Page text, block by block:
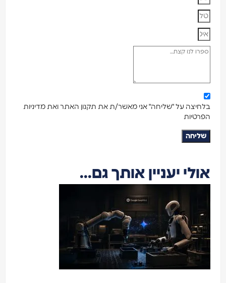
בלחיצה על "שליחה" אני מאשר/ת את תקנון האתר ואת מדיניות
הפרטיות
שליחה
אולי יעניין אותך גם...